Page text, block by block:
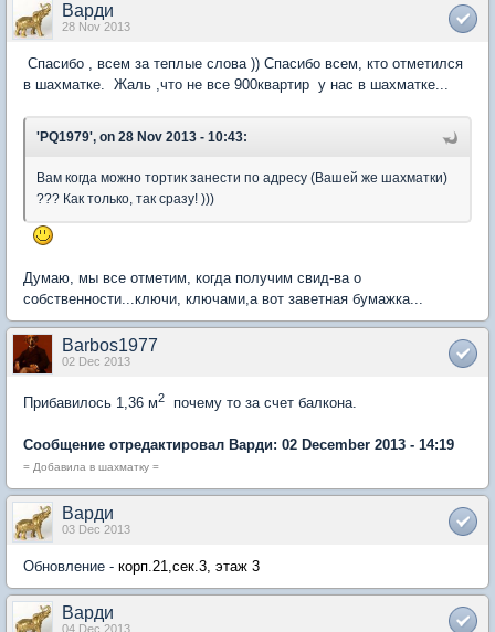
Варди
28 Nov 2013
Спасибо , всем за теплые слова )) Спасибо всем, кто отметился
в шахматке. Жаль ,что не все 900квартир у нас в шахматке...
'PQ1979', on 28 Nov 2013 - 10:43:
Вам когда можно тортик занести по адресу (Вашей же шахматки)
??? Как только, так сразу! )))
Думаю, мы все отметим, когда получим свид-ва о
собственности...ключи, ключами,а вот заветная бумажка...
Barbos1977
02 Dec 2013
Прибавилось 1,36 м2 почему то за счет балкона.
Сообщение отредактировал Варди: 02 December 2013 - 14:19
= Добавила в шахматку =
Варди
03 Dec 2013
Обновление - корп.21,сек.3, этаж 3
Варди
04 Dec 2013